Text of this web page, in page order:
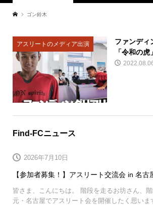
ゴン鈴木
アスリートのメディア出演
ファンディ
「令和の
Find-FCニュース
【参加者募集！】アスリート交流会 in 名
2026年7月10日
皆さま、こんにちは。 階段を走るお坊さん、
元・名古屋でアスリート会を開催したく思い